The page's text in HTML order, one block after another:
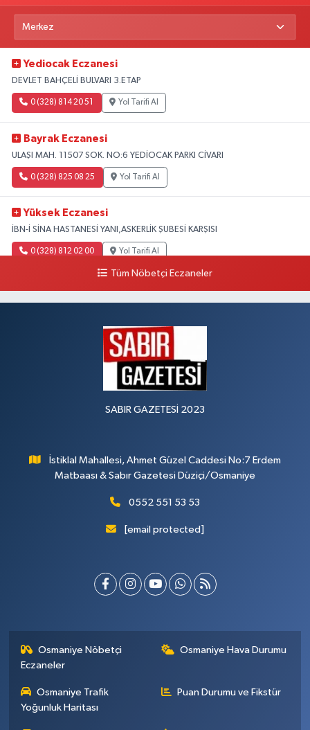
Yediocak Eczanesi
DEVLET BAHÇELİ BULVARI 3.ETAP
0 (328) 814 20 51 Yol Tarifi Al
Bayrak Eczanesi
ULAŞI MAH. 11507 SOK. NO:6 YEDİOCAK PARKI CİVARI
0 (328) 825 08 25 Yol Tarifi Al
Yüksek Eczanesi
İBN-İ SİNA HASTANESİ YANI,ASKERLİK ŞUBESİ KARŞISI
0 (328) 812 02 00 Yol Tarifi Al
Tüm Nöbetçi Eczaneler
SABIR GAZETESİ 2023
İstiklal Mahallesi, Ahmet Güzel Caddesi No:7 Erdem
Matbaası & Sabır Gazetesi Düziçi/Osmaniye
0552 551 53 53
[email protected]
Osmaniye Nöbetçi
Eczaneler
Osmaniye Hava Durumu
Osmaniye Trafik
Yoğunluk Haritası
Puan Durumu ve Fikstür